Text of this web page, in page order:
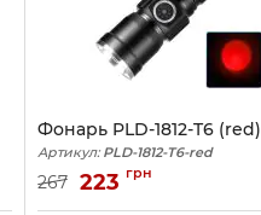
Фонарь PLD-1812-T6 (red)
Артикул:PLD-1812-T6-red
267 223 грн